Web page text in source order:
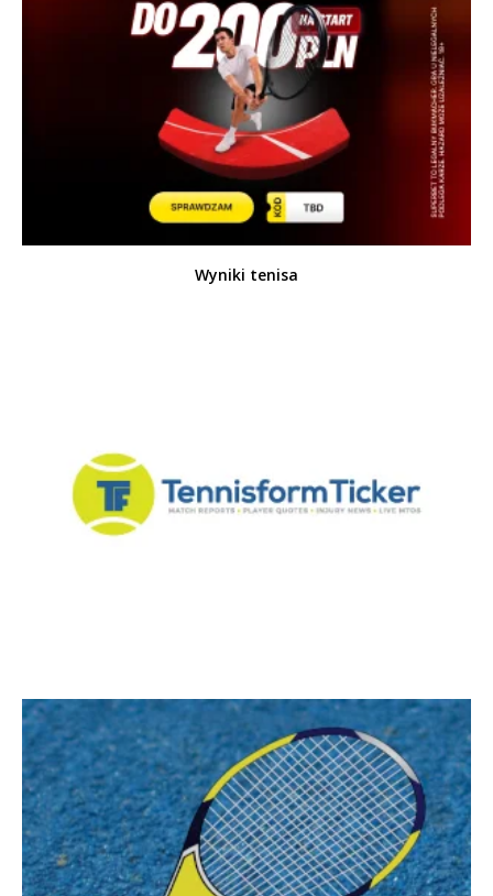
Wyniki tenisa